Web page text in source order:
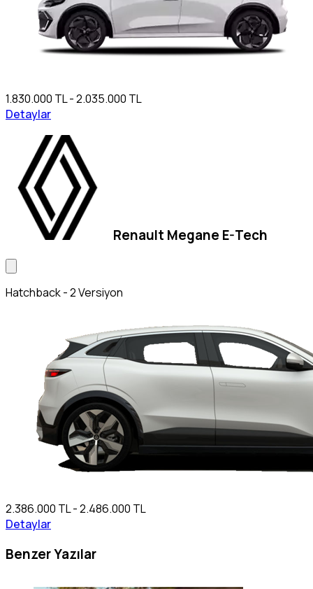
1.830.000 TL - 2.035.000 TL
Detaylar
Renault Megane E-Tech
Hatchback - 2 Versiyon
2.386.000 TL - 2.486.000 TL
Detaylar
Benzer Yazılar